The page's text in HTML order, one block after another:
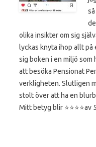
olika insikter om sig
lyckas knyta ihop allt
sig boken i en miljö som
att besöka Pensionat
verkligheten. Slutligen
stolt över att ha en
Mitt betyg blir ⭐️⭐️⭐️⭐️av